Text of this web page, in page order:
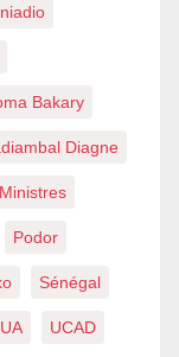
Bakary
Diagne
Ministres
Podor
Sénégal
UA UCAD